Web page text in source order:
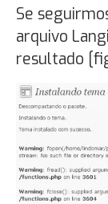
Se
arquivo
resultado